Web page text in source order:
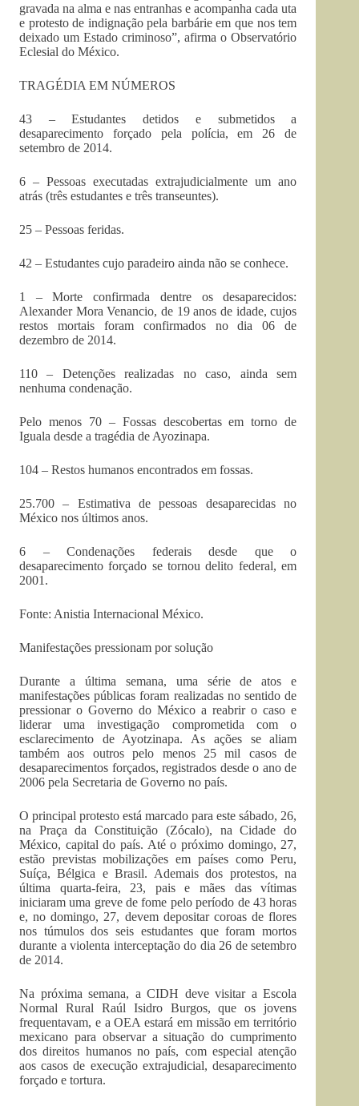
gravada na alma e nas entranhas e acompanha cada uta
e protesto de indignação pela barbárie em que nos tem
deixado um Estado criminoso”, afirma o Observatório
Eclesial do México.
TRAGÉDIA EM NÚMEROS
43 – Estudantes detidos e submetidos a
desaparecimento forçado pela polícia, em 26 de
setembro de 2014.
6 – Pessoas executadas extrajudicialmente um ano
atrás (três estudantes e três transeuntes).
25 – Pessoas feridas.
42 – Estudantes cujo paradeiro ainda não se conhece.
1 – Morte confirmada dentre os desaparecidos:
Alexander Mora Venancio, de 19 anos de idade, cujos
restos mortais foram confirmados no dia 06 de
dezembro de 2014.
110 – Detenções realizadas no caso, ainda sem
nenhuma condenação.
Pelo menos 70 – Fossas descobertas em torno de
Iguala desde a tragédia de Ayozinapa.
104 – Restos humanos encontrados em fossas.
25.700 – Estimativa de pessoas desaparecidas no
México nos últimos anos.
6 – Condenações federais desde que o
desaparecimento forçado se tornou delito federal, em
2001.
Fonte: Anistia Internacional México.
Manifestações pressionam por solução
Durante a última semana, uma série de atos e
manifestações públicas foram realizadas no sentido de
pressionar o Governo do México a reabrir o caso e
liderar uma investigação comprometida com o
esclarecimento de Ayotzinapa. As ações se aliam
também aos outros pelo menos 25 mil casos de
desaparecimentos forçados, registrados desde o ano de
2006 pela Secretaria de Governo no país.
O principal protesto está marcado para este sábado, 26,
na Praça da Constituição (Zócalo), na Cidade do
México, capital do país. Até o próximo domingo, 27,
estão previstas mobilizações em países como Peru,
Suíça, Bélgica e Brasil. Ademais dos protestos, na
última quarta-feira, 23, pais e mães das vítimas
iniciaram uma greve de fome pelo período de 43 horas
e, no domingo, 27, devem depositar coroas de flores
nos túmulos dos seis estudantes que foram mortos
durante a violenta interceptação do dia 26 de setembro
de 2014.
Na próxima semana, a CIDH deve visitar a Escola
Normal Rural Raúl Isidro Burgos, que os jovens
frequentavam, e a OEA estará em missão em território
mexicano para observar a situação do cumprimento
dos direitos humanos no país, com especial atenção
aos casos de execução extrajudicial, desaparecimento
forçado e tortura.